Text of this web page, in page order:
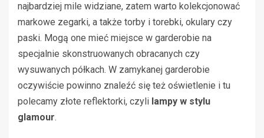
najbardziej mile widziane, zatem warto kolekcjonować
markowe zegarki, a także torby i torebki, okulary czy
paski. Mogą one mieć miejsce w garderobie na
specjalnie skonstruowanych obracanych czy
wysuwanych półkach. W zamykanej garderobie
oczywiście powinno znaleźć się też oświetlenie i tu
polecamy złote reflektorki, czyli lampy w stylu
glamour.